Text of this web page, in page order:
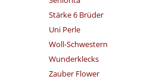
Stärke 6 Brüder
Uni Perle
Woll-Schwestern
Wunderklecks
Zauber Flower